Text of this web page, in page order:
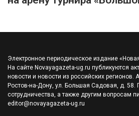
Электронное периодическое издание
На сайте Novayagazeta-ug.ru публикуются
новости и новости из российских регионов.
Ростов-на-Дону, ул. Большая Садовая, д. 58.
сотрудничества, а также другим вопросам
editor@novayagazeta-ug.ru